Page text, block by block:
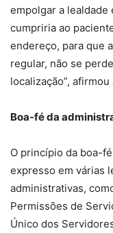
empolgar a
cumpriria ao
endereço, para que
regular, não se
localização”,
Boa-fé da
O princípio da boa-
expresso em várias
administrativas,
Permissões de
Único dos